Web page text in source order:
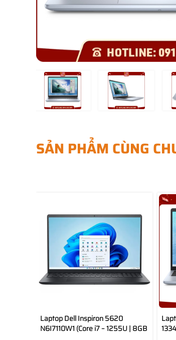
SẢN PHẨM CÙNG
Laptop Dell Inspiron 5620
N6I7110W1 (Core i7 – 1255U | 8GB